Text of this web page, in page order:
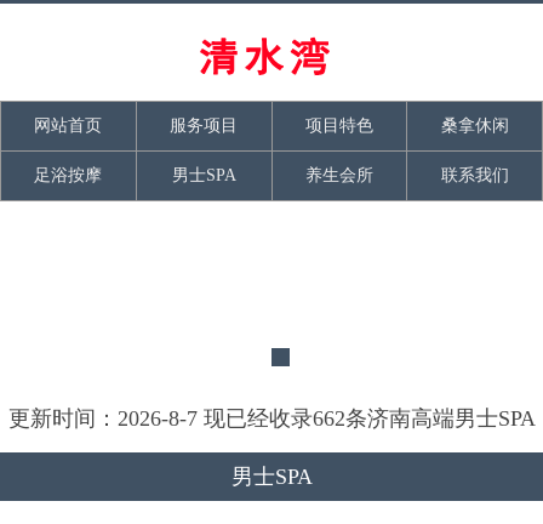
网站首页 服务项目 项目特色 桑拿休闲
足浴按摩 男士SPA 养生会所 联系我们
更新时间：2026-8-7 现已经收录662条济南高端男士SPA
会馆信息
男士SPA